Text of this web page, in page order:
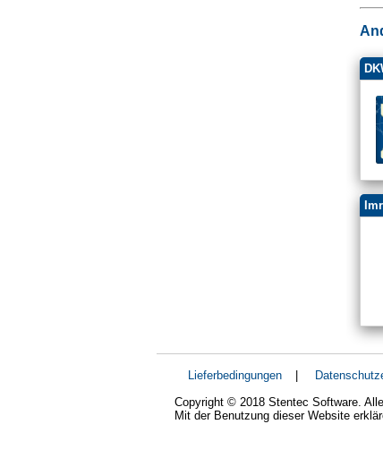
Lieferbedingungen |
Copyright © 2018 Stentec Software.
Mit der Benutzung dieser Website